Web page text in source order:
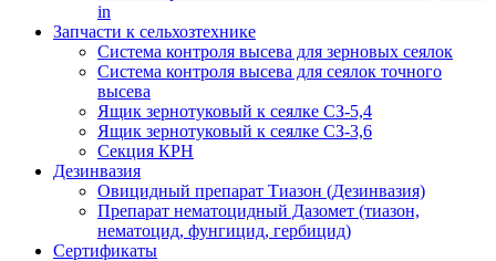
in
Запчасти к сельхозтехнике
Система контроля высева для зерновых сеялок
Система контроля высева для сеялок точного
высева
Ящик зернотуковый к сеялке СЗ-5,4
Ящик зернотуковый к сеялке СЗ-3,6
Секция КРН
Дезинвазия
Овицидный препарат Тиазон (Дезинвазия)
Препарат нематоцидный Дазомет (тиазон,
нематоцид, фунгицид, гербицид)
Сертификаты